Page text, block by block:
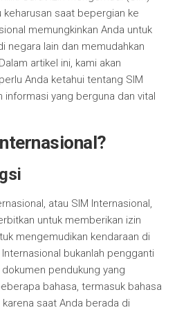
keharusan saat bepergian ke
memungkinkan Anda untuk
negara lain dan memudahkan
artikel ini, kami akan
Anda ketahui tentang SIM
informasi yang berguna dan vital
atau SIM Internasional,
untuk memberikan izin
mengemudikan kendaraan di
bukanlah pengganti
dokumen pendukung yang
bahasa, termasuk bahasa
saat Anda berada di